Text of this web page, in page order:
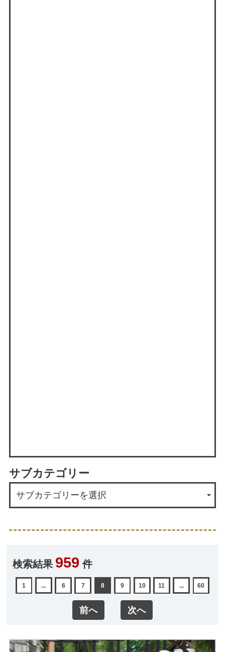
サブカテゴリー
検索結果 959 件
前へ
1 ... 6 7 8 9 10 11 ... 60
次へ